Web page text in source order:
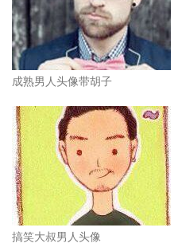
成熟男人头像带胡子
搞笑大叔男人头像